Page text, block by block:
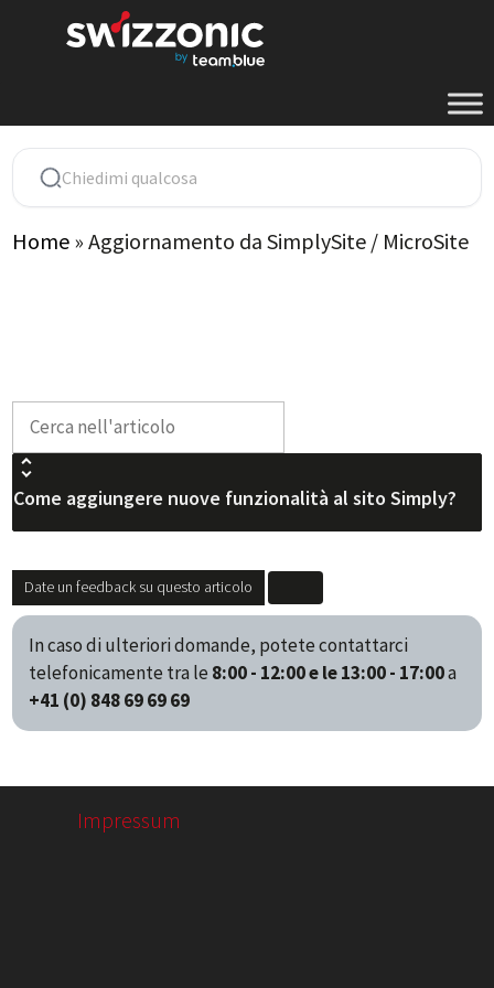
Home »Aggiornamento da SimplySite / MicroSite
Come aggiungere nuove funzionalità al sito Simply?
Date un feedback su questo articolo
In caso di ulteriori domande, potete contattarci
telefonicamente tra le 8:00 - 12:00 e le 13:00 - 17:00a
+41 (0) 848 69 69 69
Impressum